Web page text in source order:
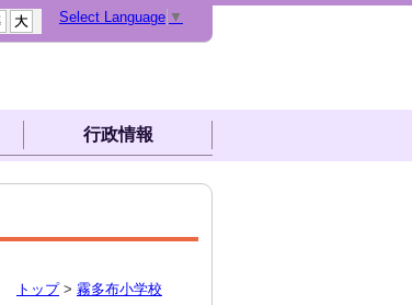
Select Language ▼
行政情報
トップ> 霧多布小学校